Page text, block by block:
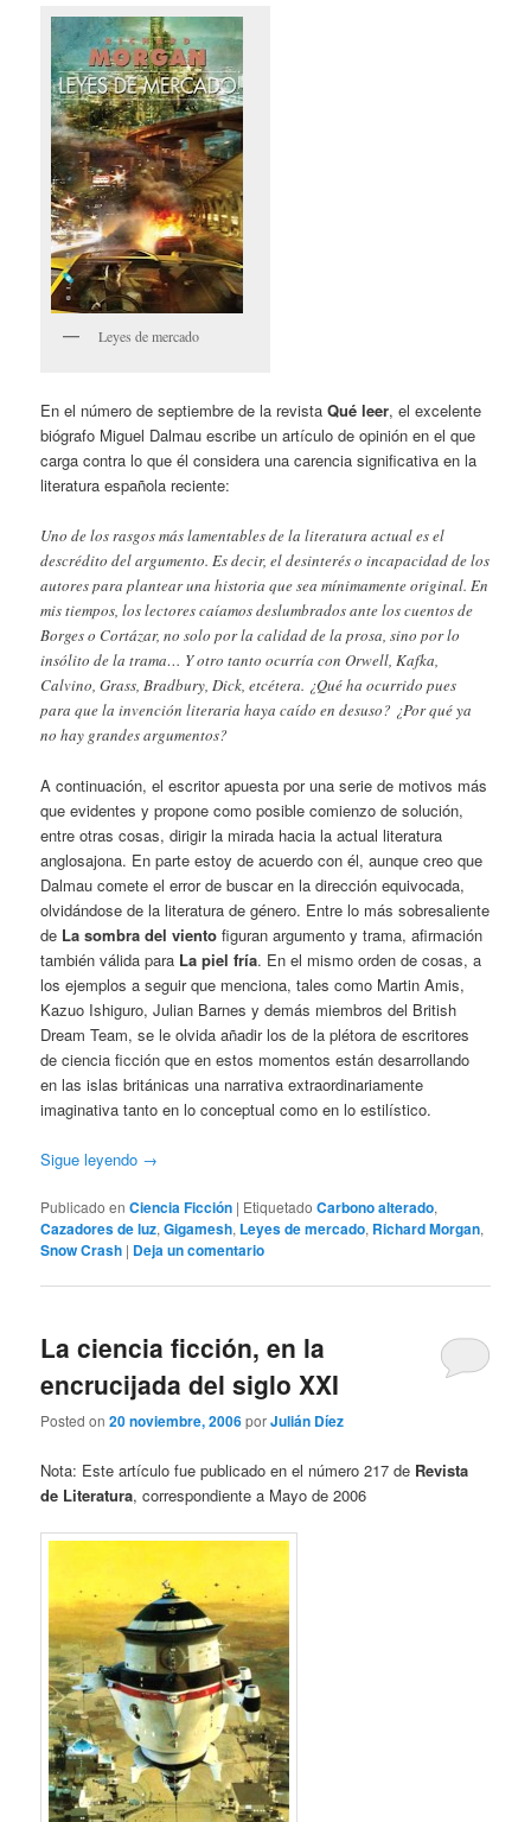
Leyes de mercado
En el número de septiembre de la revistaQué leer, el excelente
biógrafo Miguel Dalmau escribe un artículo de opinión en el que
carga contra lo que él considera una carencia significativa en la
literatura española reciente:
Uno de los rasgos más lamentables de la literatura actual es el
descrédito del argumento. Es decir, el desinterés o incapacidad de los
autores para plantear una historia que sea mínimamente original. En
mis tiempos, los lectores caíamos deslumbrados ante los cuentos de
Borges o Cortázar, no solo por la calidad de la prosa, sino por lo
insólito de la trama… Y otro tanto ocurría con Orwell, Kafka,
Calvino, Grass, Bradbury, Dick, etcétera. ¿Qué ha ocurrido pues
para que la invención literaria haya caído en desuso? ¿Por qué ya
no hay grandes argumentos?
A continuación, el escritor apuesta por una serie de motivos más
que evidentes y propone como posible comienzo de solución,
entre otras cosas, dirigir la mirada hacia la actual literatura
anglosajona. En parte estoy de acuerdo con él, aunque creo que
Dalmau comete el error de buscar en la dirección equivocada,
olvidándose de la literatura de género. Entre lo más sobresaliente
de La sombra del viento figuran argumento y trama, afirmación
también válida para La piel fría. En el mismo orden de cosas, a
los ejemplos a seguir que menciona, tales como Martin Amis,
Kazuo Ishiguro, Julian Barnes y demás miembros del British
Dream Team, se le olvida añadir los de la plétora de escritores
de ciencia ficción que en estos momentos están desarrollando
en las islas británicas una narrativa extraordinariamente
imaginativa tanto en lo conceptual como en lo estilístico.
Sigue leyendo →
Publicado en Ciencia Ficción | Etiquetado Carbono alterado,
Cazadores de luz,Gigamesh, Leyes de mercado, Richard Morgan,
Snow Crash | Deja un comentario
La ciencia ficción, en la
encrucijada del siglo XXI
Posted on20 noviembre, 2006porJulián Díez
Nota: Este artículo fue publicado en el número 217 de Revista
de Literatura, correspondiente a Mayo de 2006